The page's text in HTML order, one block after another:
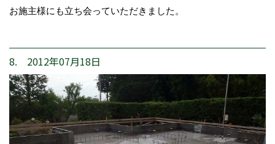
お施主様にも立ち会っていただきました。
8. 2012年07月18日